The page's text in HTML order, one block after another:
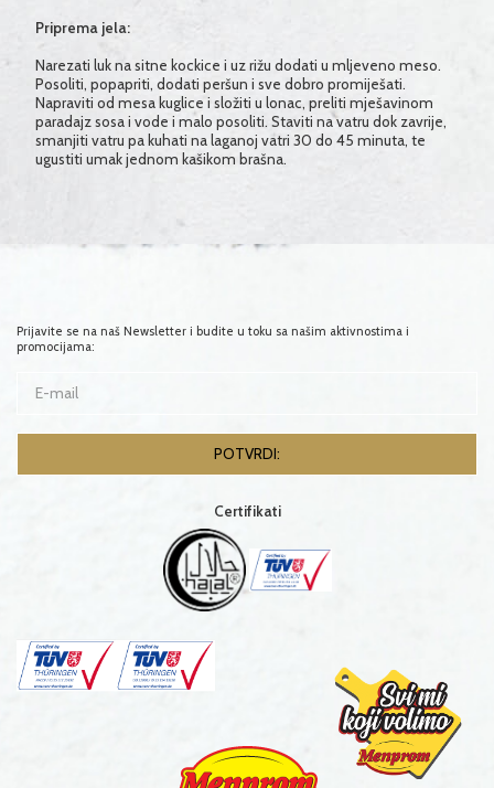
Priprema jela:
Narezati luk na sitne kockice i uz rižu dodati u mljeveno meso.
Posoliti, popapriti, dodati peršun i sve dobro promiješati.
Napraviti od mesa kuglice i složiti u lonac, preliti mješavinom
paradajz sosa i vode i malo posoliti. Staviti na vatru dok zavrije,
smanjiti vatru pa kuhati na laganoj vatri 30 do 45 minuta, te
ugustiti umak jednom kašikom brašna.
Prijavite se na naš Newsletter i budite u toku sa našim aktivnostima i
promocijama:
Certifikati